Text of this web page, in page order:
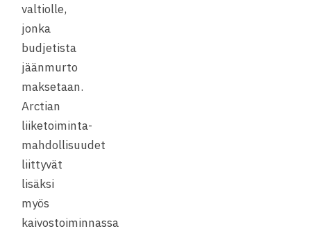
valtiolle,
jonka
budjetista
jäänmurto
maksetaan.
Arctian
liiketoiminta-
mahdollisuudet
liittyvät
lisäksi
myös
kaivostoiminnassa